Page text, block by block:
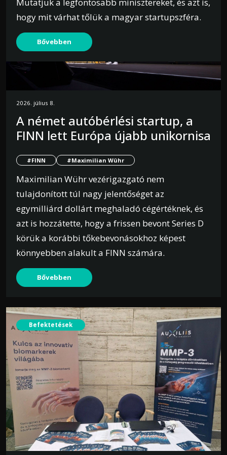
2026. július 8.
A német autóbérlési startup, a
FINN lett Európa újabb unikornisa
#FINN #Maximilian Wühr
Maximilian Wühr vezérigazgató nem
tulajdonított túl nagy jelentőséget az
egymilliárd dollárt meghaladó cégértéknek, és
azt is hozzátette, hogy a frissen bevont Series D
körük a korábbi tőkebevonásokhoz képest
könnyebben alakult a FINN számára.
Bővebben
Befektetések
hogy mit várhat tőlük a magyar startupszféra.
Bővebben